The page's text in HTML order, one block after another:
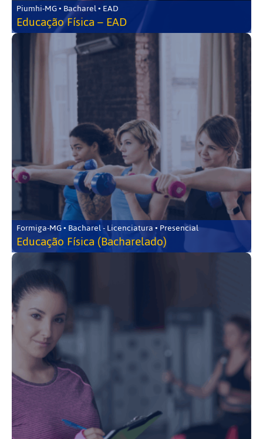
Piumhi-MG • Bacharel • EAD
Educação Física – EAD
Formiga-MG • Bacharel - Licenciatura • Presencial
Educação Física (Bacharelado)